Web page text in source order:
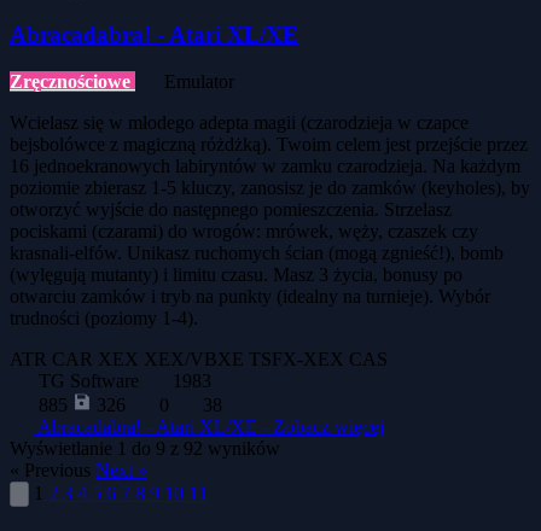
Abracadabra! - Atari XL/XE
Zręcznościowe
Emulator
Wcielasz się w młodego adepta magii (czarodzieja w czapce
bejsbolówce z magiczną różdżką). Twoim celem jest przejście przez
16 jednoekranowych labiryntów w zamku czarodzieja. Na każdym
poziomie zbierasz 1-5 kluczy, zanosisz je do zamków (keyholes), by
otworzyć wyjście do następnego pomieszczenia. Strzelasz
pociskami (czarami) do wrogów: mrówek, węży, czaszek czy
krasnali-elfów. Unikasz ruchomych ścian (mogą zgnieść!), bomb
(wylęgują mutanty) i limitu czasu. Masz 3 życia, bonusy po
otwarciu zamków i tryb na punkty (idealny na turnieje). Wybór
trudności (poziomy 1-4).
ATR CAR XEX XEX/VBXE TSFX-XEX CAS
TG Software
1983
885
326 0
38
Abracadabra! - Atari XL/XE - Zobacz więcej
Wyświetlanie 1 do 9 z 92 wyników
« Previous Next »
1 2 3 4 5 6 7 8 9 10 11